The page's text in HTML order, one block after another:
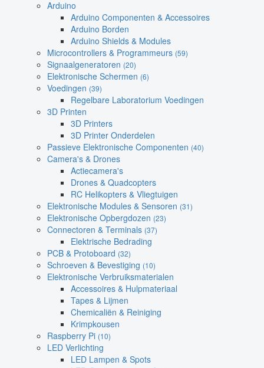
Arduino
Arduino Componenten & Accessoires
Arduino Borden
Arduino Shields & Modules
Microcontrollers & Programmeurs (59)
Signaalgeneratoren (20)
Elektronische Schermen (6)
Voedingen (39)
Regelbare Laboratorium Voedingen
3D Printen
3D Printers
3D Printer Onderdelen
Passieve Elektronische Componenten (40)
Camera's & Drones
Actiecamera's
Drones & Quadcopters
RC Helikopters & Vliegtuigen
Elektronische Modules & Sensoren (31)
Elektronische Opbergdozen (23)
Connectoren & Terminals (37)
Elektrische Bedrading
PCB & Protoboard (32)
Schroeven & Bevestiging (10)
Elektronische Verbruiksmaterialen
Accessoires & Hulpmateriaal
Tapes & Lijmen
Chemicaliën & Reiniging
Krimpkousen
Raspberry Pi (10)
LED Verlichting
LED Lampen & Spots